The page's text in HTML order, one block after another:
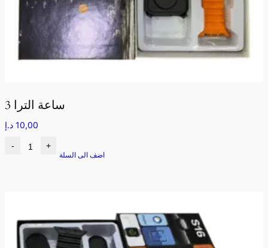
ساعة الترا 3
10,00 د.إ
- +
اضف الى السلة